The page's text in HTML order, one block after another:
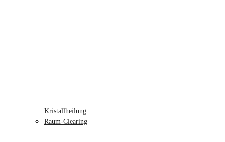
Kristallheilung
Raum-Clearing